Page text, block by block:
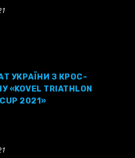
УКРАЇНИ З КРОС-
TRIATHLON
CUP 2021»